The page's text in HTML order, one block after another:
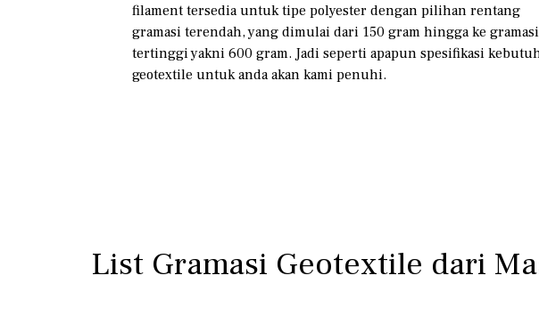
filament tersedia untuk tipe polyester dengan pilihan rentang
gramasi terendah, yang dimulai dari 150 gram hingga ke gramasi
tertinggi yakni 600 gram. Jadi seperti apapun spesifikasi
geotextile untuk anda akan kami penuhi.
List Gramasi Geotextile dari